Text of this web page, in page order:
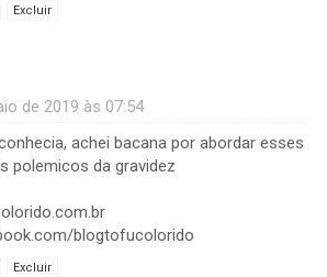
Excluir
de 2019 às 07:54
achei bacana por abordar esses
polemicos da gravidez
blogtofucolorido
Excluir